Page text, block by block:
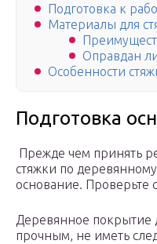
Подготовка к
Материалы для
Оправдан
Особенности
Подготовка
Прежде чем принять
стяжки по
основание. Проверьте
Деревянное покрытие
прочным, не иметь